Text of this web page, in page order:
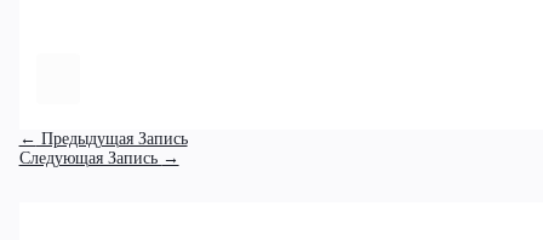
← Предыдущая Запись
Следующая Запись →